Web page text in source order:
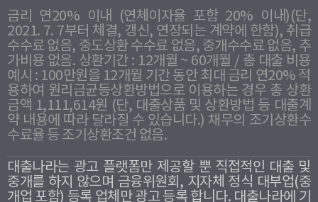
금리 연20% 이내 (연체이자율 포함 20% 이내)(단,
2021. 7. 7부터 체결, 갱신, 연장되는 계약에 한함), 취급
수수료 없음, 중도상환 수수료 없음, 중개수수료 없음, 추
가비용 없음. 상환기간 : 12개월 ~ 60개월 / 총 대출 비용
예시 : 100만원을 12개월 기간 동안 최대 금리 연20% 적
용하여 원리금균등상환방법으로 이용하는 경우 총 상환
금액 1,111,614원 (단, 대출상품 및 상환방법 등 대출계
약 내용에 따라 달라질 수 있습니다.) 채무의 조기상환수
수료율 등 조기상환조건 없음.
대출나라는 광고 플랫폼만 제공할 뿐 직접적인 대출 및
중개를 하지 않으며 금융위원회, 지자체 정식 대부업(중
개업 포함) 등록 업체만 광고 등록 합니다. 대출나라에 기